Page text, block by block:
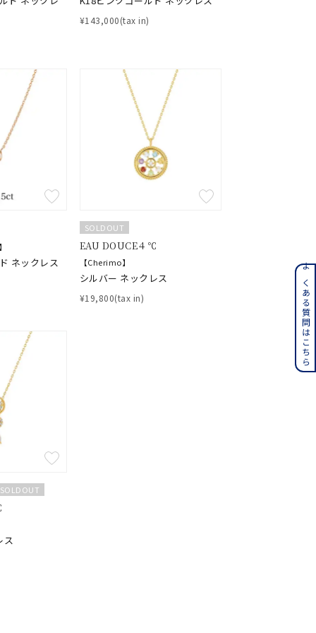
キーワードで検索する
#eギフト
生石
誕生石
シンプル
¥143,000(tax in)
ネックレス
SOLDOUT
EAU DOUCE４℃
【Cherimo】
シルバー ネックレス
¥19,800(tax in)
SOLDOUT
ス
よくある質問はこちら